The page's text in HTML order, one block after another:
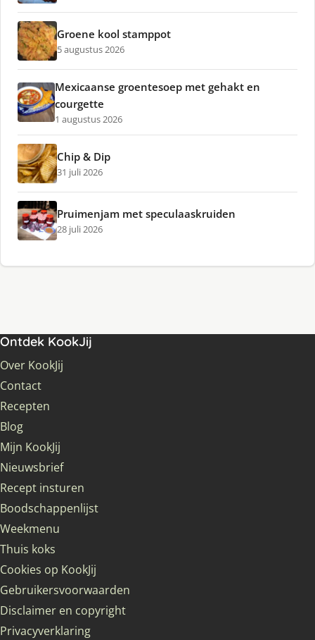
Groene kool stamppot
5 augustus 2026
Mexicaanse groentesoep met gehakt en
courgette
1 augustus 2026
Chip & Dip
31 juli 2026
Pruimenjam met speculaaskruiden
28 juli 2026
Ontdek KookJij
Over KookJij
Contact
Recepten
Blog
Mijn KookJij
Nieuwsbrief
Recept insturen
Boodschappenlijst
Weekmenu
Thuis koks
Cookies op KookJij
Gebruikersvoorwaarden
Disclaimer en copyright
Privacyverklaring